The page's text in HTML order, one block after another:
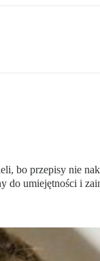
bo przepisy nie
do umiejętności i